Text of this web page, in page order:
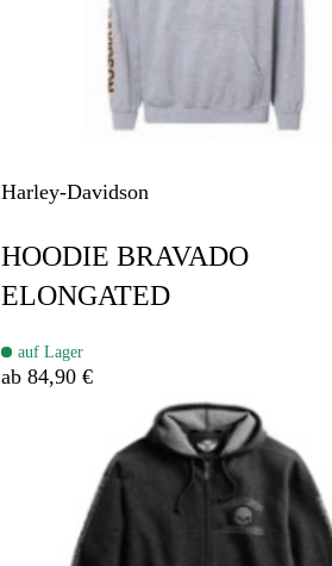
Harley-Davidson
HOODIE BRAVADO
ELONGATED
auf Lager
ab 84,90 €